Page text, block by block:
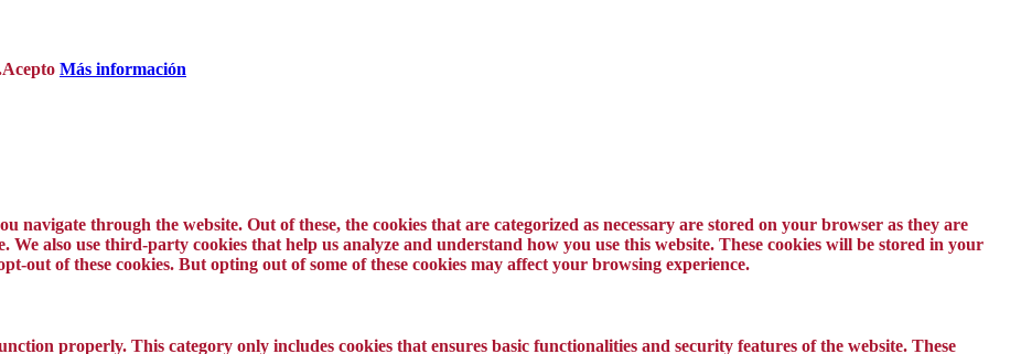
Acepto Más información
navigate through the website. Out of these, the cookies that are categorized as necessary are stored on your browser as they are
also use third-party cookies that help us analyze and understand how you use this website. These cookies will be stored in your
out of these cookies. But opting out of some of these cookies may affect your browsing experience.
properly. This category only includes cookies that ensures basic functionalities and security features of the website. These